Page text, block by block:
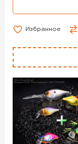
Избранное